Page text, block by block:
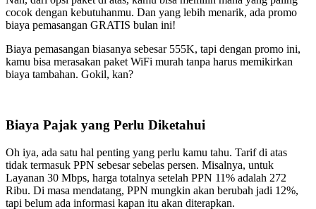
cocok dengan kebutuhanmu. Dan yang lebih menarik, ada promo
biaya pemasangan GRATIS bulan ini!
Biaya pemasangan biasanya sebesar 555K, tapi dengan promo ini,
kamu bisa merasakan paket WiFi murah tanpa harus memikirkan
biaya tambahan. Gokil, kan?
Biaya Pajak yang Perlu Diketahui
Oh iya, ada satu hal penting yang perlu kamu tahu. Tarif di atas
tidak termasuk PPN sebesar sebelas persen. Misalnya, untuk
Layanan 30 Mbps, harga totalnya setelah PPN 11% adalah 272
Ribu. Di masa mendatang, PPN mungkin akan berubah jadi 12%,
tapi belum ada informasi kapan itu akan diterapkan.